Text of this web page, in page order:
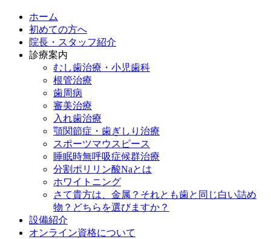
ホーム
初めての方へ
院長・スタッフ紹介
診療案内
むし歯治療・小児歯科
根管治療
歯周病
審美治療
入れ歯治療
顎関節症・歯ぎしり治療
スポーツマウスピース
睡眠時無呼吸症候群治療
分割ポリリン酸Naとは
ホワイトニング
さて貴方は、金属？それとも歯と同じ白い詰め
物？どちらを選びますか？
設備紹介
オンライン資格について